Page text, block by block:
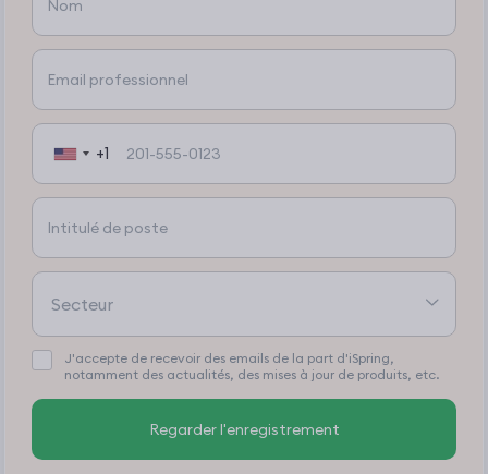
+1
J'accepte de recevoir des emails de la part d'iSpring,
notamment des actualités, des mises à jour de produits, etc.
Regarder l'enregistrement